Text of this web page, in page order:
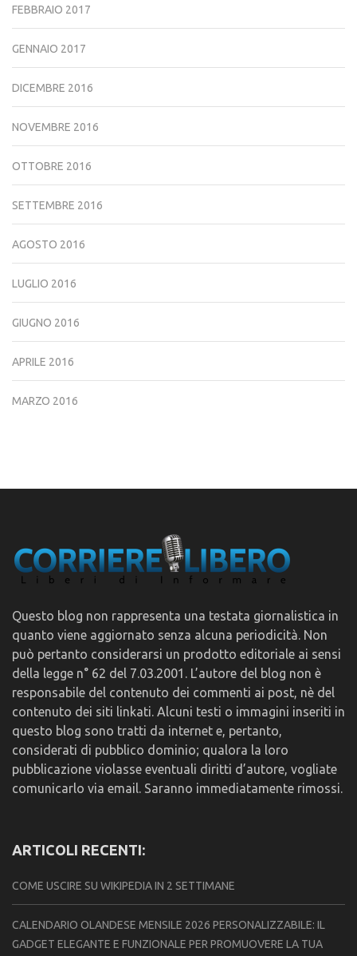
FEBBRAIO 2017
GENNAIO 2017
DICEMBRE 2016
NOVEMBRE 2016
OTTOBRE 2016
SETTEMBRE 2016
AGOSTO 2016
LUGLIO 2016
GIUGNO 2016
APRILE 2016
MARZO 2016
Questo blog non rappresenta una testata giornalistica in
quanto viene aggiornato senza alcuna periodicità. Non
può pertanto considerarsi un prodotto editoriale ai sensi
della legge n° 62 del 7.03.2001. L’autore del blog non è
responsabile del contenuto dei commenti ai post, nè del
contenuto dei siti linkati. Alcuni testi o immagini inseriti in
questo blog sono tratti da internet e, pertanto,
considerati di pubblico dominio; qualora la loro
pubblicazione violasse eventuali diritti d’autore, vogliate
comunicarlo via email. Saranno immediatamente rimossi.
ARTICOLI RECENTI:
COME USCIRE SU WIKIPEDIA IN 2 SETTIMANE
CALENDARIO OLANDESE MENSILE 2026 PERSONALIZZABILE: IL
GADGET ELEGANTE E FUNZIONALE PER PROMUOVERE LA TUA